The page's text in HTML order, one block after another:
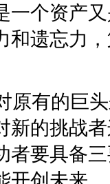
一个资产
和遗忘力
原有的巨
新的挑战
者要具备